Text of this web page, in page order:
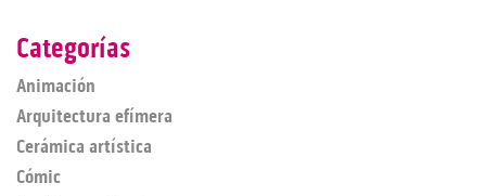
Categorías
Animación
Arquitectura efímera
Cerámica artística
Cómic